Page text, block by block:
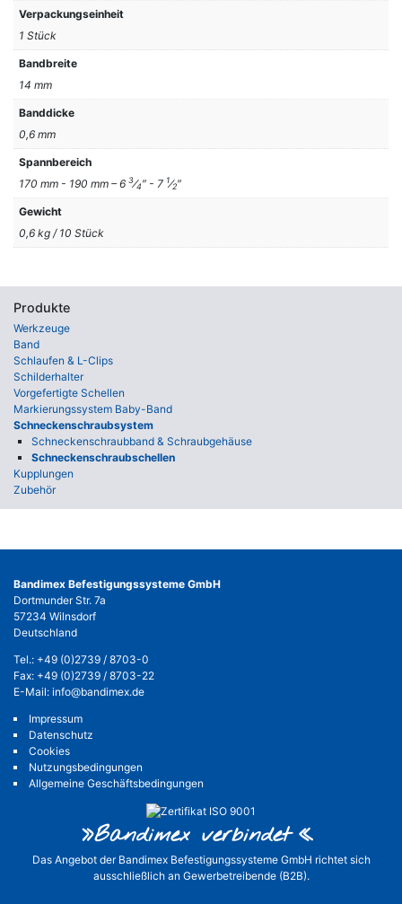
Verpackungseinheit
1 Stück
Bandbreite
14 mm
Banddicke
0,6 mm
Spannbereich
170 mm - 190 mm – 6 3⁄4″ - 7 1⁄2″
Gewicht
0,6 kg / 10 Stück
Produkte
Werkzeuge
Band
Schlaufen & L-Clips
Schilderhalter
Vorgefertigte Schellen
Markierungssystem Baby-Band
Schneckenschraubsystem
Schnecken­schraub­band & Schraub­gehäuse
Schneckenschraubschellen
Kupplungen
Zubehör
Bandimex Befestigungssysteme GmbH
Dortmunder Str. 7a
57234 Wilnsdorf
Deutschland
Tel.: +49 (0)2739 / 8703-0
Fax: +49 (0)2739 / 8703-22
E-Mail: info@bandimex.de
Impressum
Datenschutz
Cookies
Nutzungsbedingungen
Allgemeine Geschäftsbedingungen
»Bandimex verbindet«
Das Angebot der Bandimex Befestigungssysteme GmbH richtet sich
ausschließlich an Gewerbetreibende (B2B).